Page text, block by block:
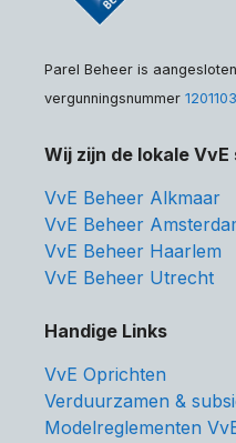
Parel Beheer is
vergunningsnummer
Wij zijn de lokale
VvE Beheer Alkmaar
VvE Beheer
VvE Beheer Haarlem
VvE Beheer Utrecht
Handige Links
VvE Oprichten
Verduurzamen &
Modelreglementen